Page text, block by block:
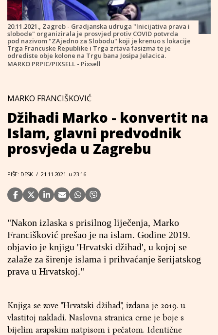
20.11.2021., Zagreb - Gradjanska udruga "Inicijativa prava i
slobode" organizirala je prosvjed protiv COVID potvrda
pod nazivom "ZAjedno za Slobodu" koji je krenuo s lokacije
Trga Francuske Republike i Trga zrtava fasizma te je
odrediste obje kolone na Trgu bana Josipa Jelacica.
MARKO PRPIC/PIXSELL - Pixsell
MARKO FRANCIŠKOVIĆ
Džihadi Marko - konvertit na
Islam, glavni predvodnik
prosvjeda u Zagrebu
PIŠE: DESK / 21.11.2021. u 23:16
"Nakon izlaska s prisilnog liječenja, Marko
Francišković prešao je na islam. Godine 2019.
objavio je knjigu 'Hrvatski džihad', u kojoj se
zalaže za širenje islama i prihvaćanje šerijatskog
prava u Hrvatskoj."
Knjiga se zove "Hrvatski džihad", izdana je 2019. u
vlastitoj nakladi. Naslovna stranica crne je boje s
bijelim arapskim natpisom i pečatom. Identične